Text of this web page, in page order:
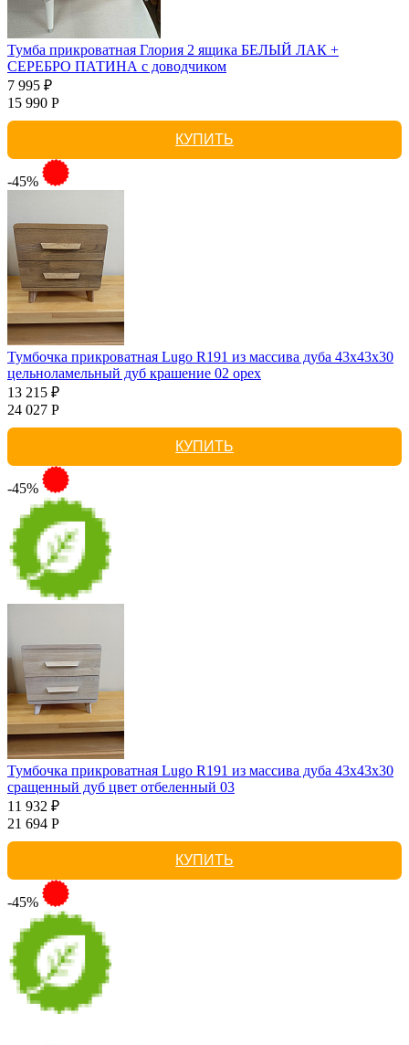
Тумба прикроватная Глория 2 ящика БЕЛЫЙ ЛАК +
СЕРЕБРО ПАТИНА с доводчиком
7 995 ₽
15 990 Р
КУПИТЬ
-45%
Тумбочка прикроватная Lugo R191 из массива дуба 43х43х30
цельноламельный дуб крашение 02 орех
13 215 ₽
24 027 Р
КУПИТЬ
-45%
Тумбочка прикроватная Lugo R191 из массива дуба 43х43х30
сращенный дуб цвет отбеленный 03
11 932 ₽
21 694 Р
КУПИТЬ
-45%